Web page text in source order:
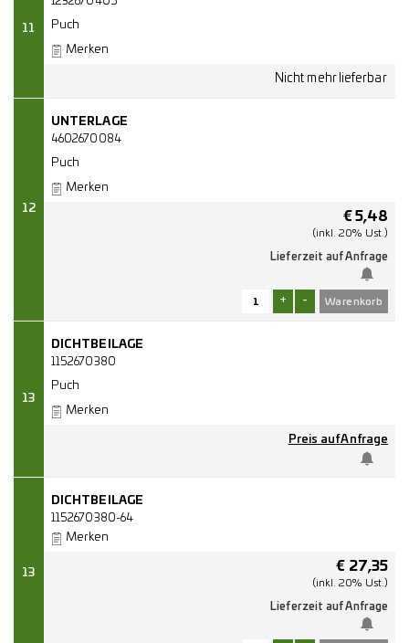
11 Puch
Merken
12
UNTERLAGE
4602670084
Puch
Merken
€ 5,48
(inkl. 20% Ust.)
Lieferzeit auf Anfrage
+ -
13
DICHTBEILAGE
1152670380
Puch
Merken
Preis auf Anfrage
13
DICHTBEILAGE
1152670380-64
Merken
€ 27,35
(inkl. 20% Ust.)
Lieferzeit auf Anfrage